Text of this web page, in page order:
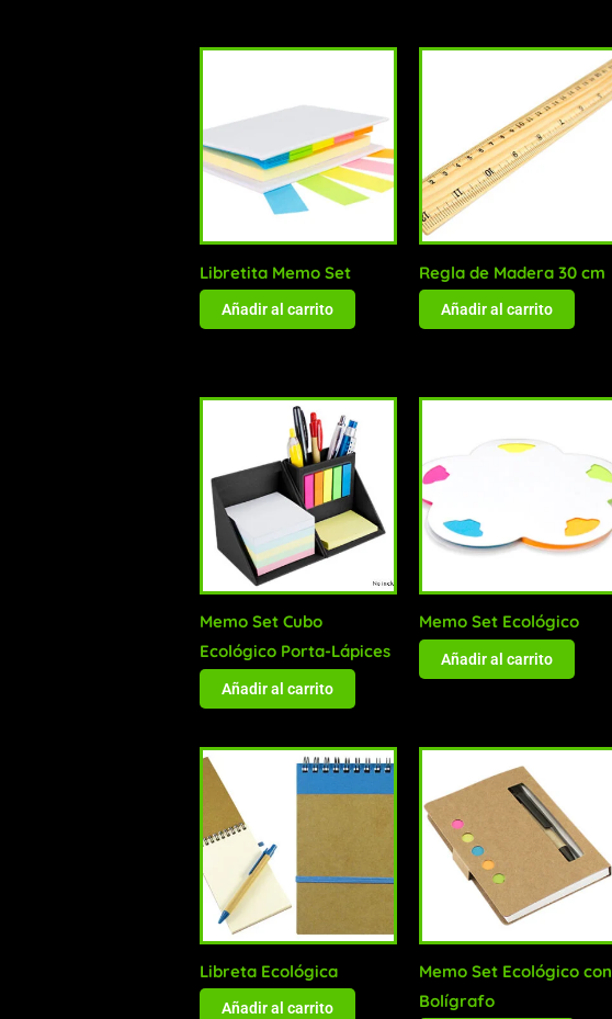
Libretita Memo Set
Añadir al carrito
Regla de Madera 30 cm
Añadir al carrito
Memo Set Cubo
Ecológico Porta-Lápices
Añadir al carrito
Memo Set Ecológico
Añadir al carrito
Libreta Ecológica
Añadir al carrito
Memo Set Ecológico con
Bolígrafo